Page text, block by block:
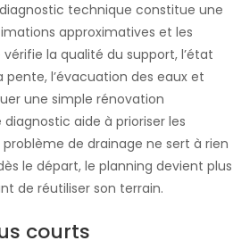
technique constitue une
approximatives et les
la qualité du support, l’état
l’évacuation des eaux et
une simple rénovation
aide à prioriser les
de drainage ne sert à rien
le départ, le planning devient plus
de réutiliser son terrain.
courts